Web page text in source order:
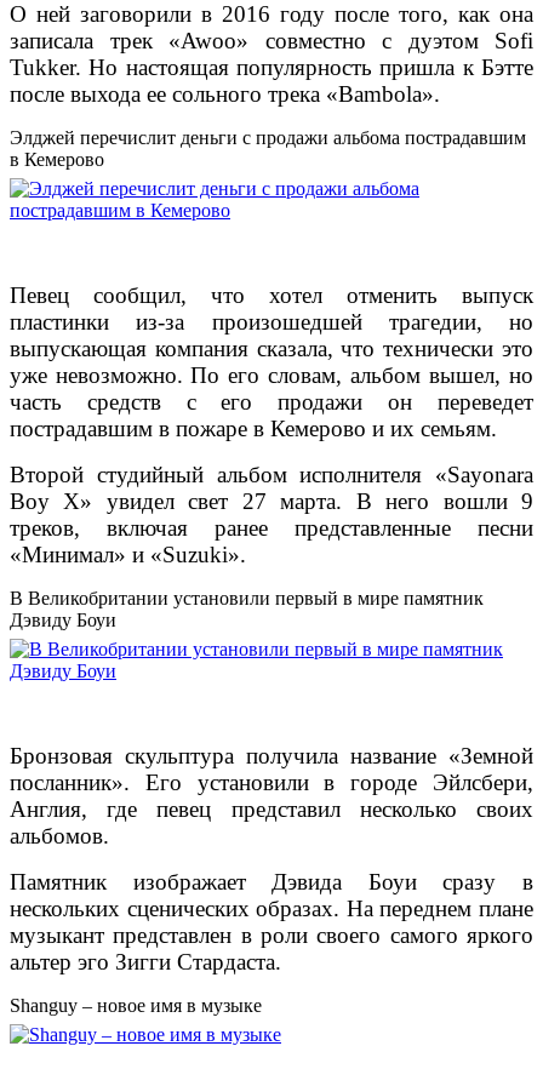
О ней заговорили в 2016 году после того, как она
записала трек «Awoo» совместно с дуэтом Sofi
Tukker. Но настоящая популярность пришла к Бэтте
после выхода ее сольного трека «Bambola».
Элджей перечислит деньги с продажи альбома пострадавшим
в Кемерово
Певец сообщил, что хотел отменить выпуск
пластинки из-за произошедшей трагедии, но
выпускающая компания сказала, что технически это
уже невозможно. По его словам, альбом вышел, но
часть средств с его продажи он переведет
пострадавшим в пожаре в Кемерово и их семьям.
Второй студийный альбом исполнителя «Sayonara
Boy X» увидел свет 27 марта. В него вошли 9
треков, включая ранее представленные песни
«Минимал» и «Suzuki».
В Великобритании установили первый в мире памятник
Дэвиду Боуи
Бронзовая скульптура получила название «Земной
посланник». Его установили в городе Эйлсбери,
Англия, где певец представил несколько своих
альбомов.
Памятник изображает Дэвида Боуи сразу в
нескольких сценических образах. На переднем плане
музыкант представлен в роли своего самого яркого
альтер эго Зигги Стардаста.
Shanguy – новое имя в музыке